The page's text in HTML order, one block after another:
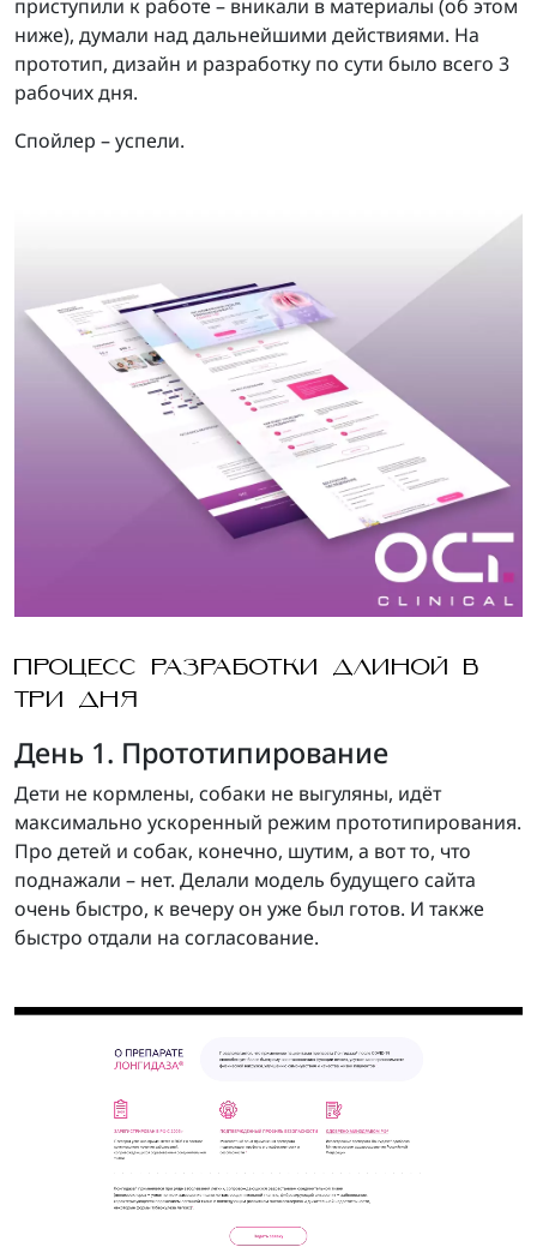
приступили к работе – вникали в материалы (об этом
ниже), думали над дальнейшими действиями. На
прототип, дизайн и разработку по сути было всего 3
рабочих дня.
Спойлер – успели.
ПРОЦЕСС РАЗРАБОТКИ ДЛИНОЙ В
ТРИ ДНЯ
День 1. Прототипирование
Дети не кормлены, собаки не выгуляны, идёт
максимально ускоренный режим прототипирования.
Про детей и собак, конечно, шутим, а вот то, что
поднажали – нет. Делали модель будущего сайта
очень быстро, к вечеру он уже был готов. И также
быстро отдали на согласование.